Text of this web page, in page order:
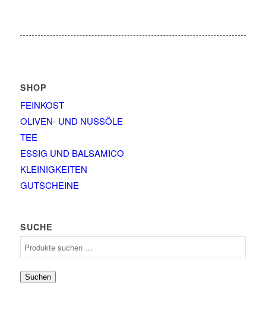
SHOP
FEINKOST
OLIVEN- UND NUSSÖLE
TEE
ESSIG UND BALSAMICO
KLEINIGKEITEN
GUTSCHEINE
SUCHE
Suchen